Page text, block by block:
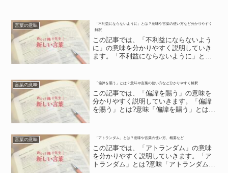
言葉の意味
「不利益にならないように」とは？意味や言葉の使い方など分かりやすく
解釈
この記事では、「不利益にならないよう
に」の意味を分かりやすく説明していき
ます。「不利益にならないように」とは?
らない状況陥らない様に努力する、とい
った意味を示すのです...
言葉の意味 「偏諱を賜う」とは？意味や言葉の使い方など分かりやすく解釈
この記事では、「偏諱を賜う」の意味を
分かりやすく説明していきます。「偏諱
を賜う」とは?意味「偏諱を賜う」とは?
「偏諱」には、高貴な人物...
言葉の意味 「アトランダム」とは？意味や言葉の使い方、概要など
この記事では、「アトランダム」の意味
を分かりやすく説明していきます。「ア
トランダム」とは?意味「アトランダム」